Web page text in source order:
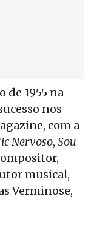
de 1955 na
nos
com a
Nervoso, Sou
musical,
Verminose,